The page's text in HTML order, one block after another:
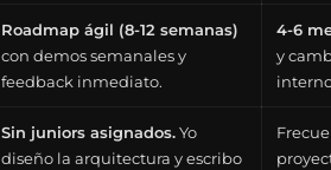
Roadmap ágil (8-12 semanas)
con demos semanales y
feedback inmediato.
4-6
y
Sin juniors asignados.Yo
diseño la arquitectura y escribo